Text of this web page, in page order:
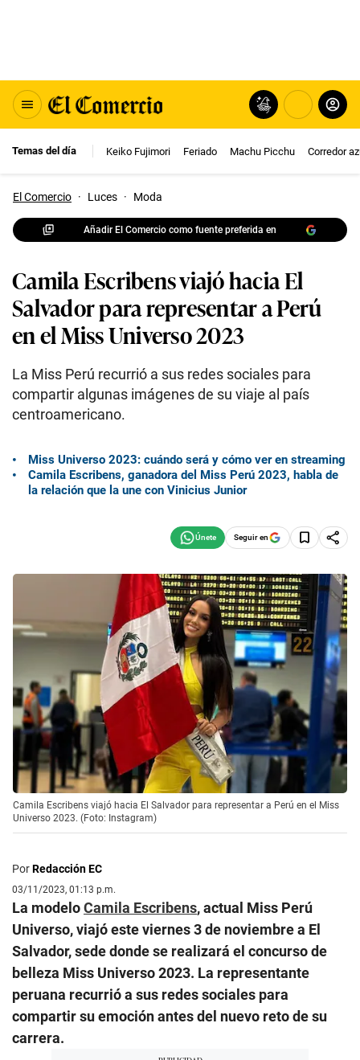
Temas del día Keiko Fujimori Feriado Machu Picchu Corredor
El Comercio · Luces · Moda
Añadir El Comercio como fuente preferida en
Camila Escribens viajó hacia El
Salvador para representar a Perú
en el Miss Universo 2023
La Miss Perú recurrió a sus redes sociales para
compartir algunas imágenes de su viaje al país
centroamericano.
Miss Universo 2023: cuándo será y cómo ver en streaming
Camila Escribens, ganadora del Miss Perú 2023, habla de
la relación que la une con Vinicius Junior
Seguir en
Camila Escribens viajó hacia El Salvador para representar a Perú en el Miss
Universo 2023. (Foto: Instagram)
PorRedacción EC
03/11/2023, 01:13 p.m.
La modeloCamila Escribens, actual Miss Perú
Universo, viajó este viernes 3 de noviembre a El
Salvador, sede donde se realizará el concurso de
belleza Miss Universo 2023. La representante
peruana recurrió a sus redes sociales para
compartir su emoción antes del nuevo reto de su
carrera.